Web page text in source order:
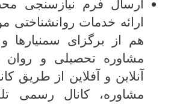
ارسال فرم نیازسنجی
ارائه خدمات روانشناختی
هم از برگزای
مشاوره تحصیلی و روان
آنلاین و آفلاین از طریق
مشاوره، کانال رسمی